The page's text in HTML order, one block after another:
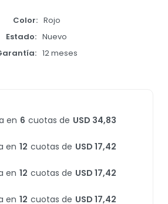
Color
Rojo
Estado
Nuevo
12 meses
en 6 cuotas de USD 34,83
en 12 cuotas de USD 17,42
en 12 cuotas de USD 17,42
en 12 cuotas de USD 17,42